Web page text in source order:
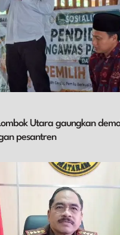
Utara gaungkan
pesantren